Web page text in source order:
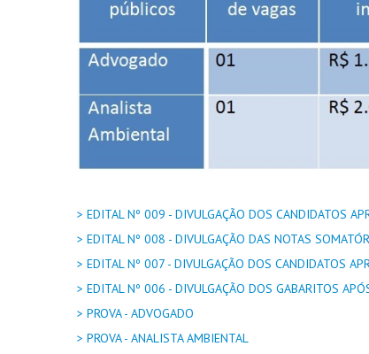
> EDITAL Nº 009 - DIVULGAÇÃO DOS CANDIDATOS
> EDITAL Nº 008 - DIVULGAÇÃO DAS NOTAS
> EDITAL Nº 007 - DIVULGAÇÃO DOS CANDIDATOS
> EDITAL Nº 006 - DIVULGAÇÃO DOS GABARITOS
> PROVA - ADVOGADO
> PROVA - ANALISTA AMBIENTAL